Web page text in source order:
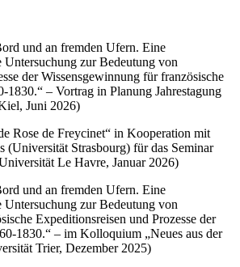
und an fremden Ufern. Eine
Untersuchung zur Bedeutung von
der Wissensgewinnung für französische
1830.“ – Vortrag in Planung Jahrestagung
Juni 2026)
Rose de Freycinet“ in Kooperation mit
(Universität Strasbourg) für das Seminar
Le Havre, Januar 2026)
und an fremden Ufern. Eine
Untersuchung zur Bedeutung von
Expeditionsreisen und Prozesse der
1830.“ – im Kolloquium „Neues aus der
Trier, Dezember 2025)